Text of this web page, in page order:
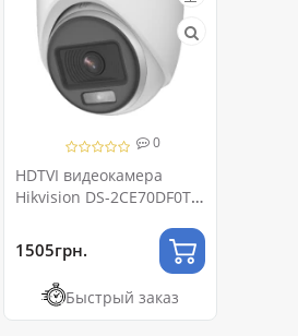
0
HDTVI видеокамера
Hikvision DS-2CE70DF0T-
1505грн.
Быстрый заказ